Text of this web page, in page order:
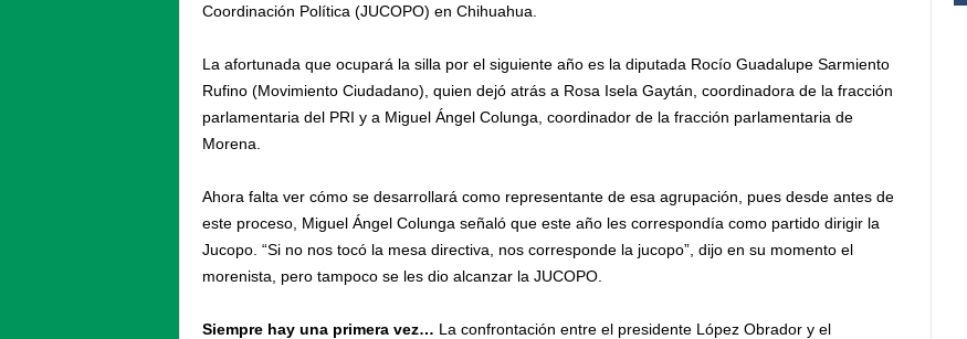
Coordinación Política (JUCOPO) en Chihuahua.
La afortunada que ocupará la silla por el siguiente año es la diputada Rocío Guadalupe Sarmiento
Rufino (Movimiento Ciudadano), quien dejó atrás a Rosa Isela Gaytán, coordinadora de la fracción
parlamentaria del PRI y a Miguel Ángel Colunga, coordinador de la fracción parlamentaria de
Morena.
Ahora falta ver cómo se desarrollará como representante de esa agrupación, pues desde antes de
este proceso, Miguel Ángel Colunga señaló que este año les correspondía como partido dirigir la
Jucopo. “Si no nos tocó la mesa directiva, nos corresponde la jucopo”, dijo en su momento el
morenista, pero tampoco se les dio alcanzar la JUCOPO.
Siempre hay una primera vez… La confrontación entre el presidente López Obrador y el